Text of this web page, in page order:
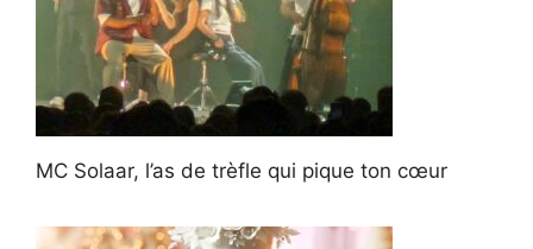
MC Solaar, l’as de trèfle qui pique ton cœur